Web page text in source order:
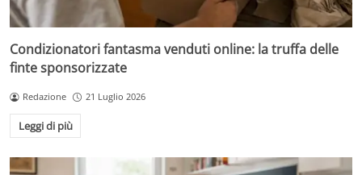
Condizionatori fantasma venduti online: la truffa delle
finte sponsorizzate
Redazione 21 Luglio 2026
Leggi di più